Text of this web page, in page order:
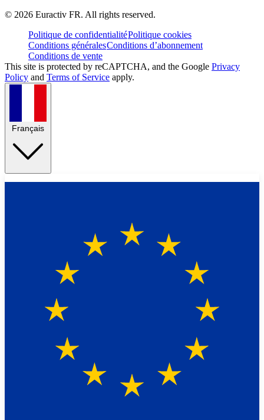
© 2026 Euractiv FR. All rights reserved.
Politique de confidentialitéPolitique cookies
Conditions généralesConditions d’abonnement
Conditions de vente
This site is protected by reCAPTCHA, and the Google Privacy
Policy and Terms of Service apply.
Français